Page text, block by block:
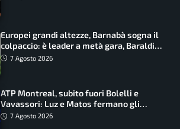
Europei grandi altezze, Barnabà sogna il
colpaccio: è leader a metà gara, Baraldi
ancora in corsa
7 Agosto 2026
ATP Montreal, subito fuori Bolelli e
Vavassori: Luz e Matos fermano gli
azzurri
7 Agosto 2026